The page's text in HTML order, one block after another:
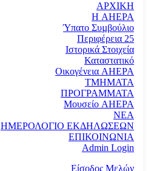
ΑΡΧΙΚΗ
Η AHEPA
Ύπατο Συµβούλιο
Περιφέρεια 25
Ιστορικά Στοιχεία
Καταστατικό
Οικογένεια AHEPA
ΤΜΗΜΑΤΑ
ΠΡΟΓΡΑΜΜΑΤΑ
Μουσείο AHEPA
ΝΕΑ
ΗΜΕΡΟΛΟΓΙΟ ΕΚΔΗΛΩΣΕΩΝ
ΕΠΙΚΟΙΝΩΝΙΑ
Admin Login
Είσοδος Μελών